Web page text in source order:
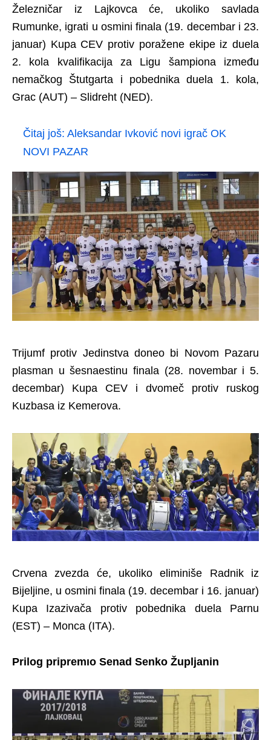
Železničar iz Lajkovca će, ukoliko savlada
Rumunke, igrati u osmini finala (19. decembar i 23.
januar) Kupa CEV protiv poražene ekipe iz duela
2. kola kvalifikacija za Ligu šampiona između
nemačkog Štutgarta i pobednika duela 1. kola,
Grac (AUT) – Slidreht (NED).
Čitaj još: Aleksandar Ivković novi igrač OK
NOVI PAZAR
Trijumf protiv Jedinstva doneo bi Novom Pazaru
plasman u šesnaestinu finala (28. novembar i 5.
decembar) Kupa CEV i dvomeč protiv ruskog
Kuzbasa iz Kemerova.
Crvena zvezda će, ukoliko eliminiše Radnik iz
Bijeljine, u osmini finala (19. decembar i 16. januar)
Kupa Izazivača protiv pobednika duela Parnu
(EST) – Monca (ITA).
Prilog pripremıo Senad Senko Župljanin